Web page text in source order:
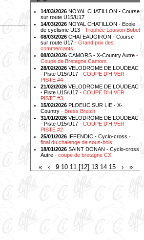
14/03/2026 NOYAL CHATILLON - Course
sur route U15/U17
14/03/2026 NOYAL CHATILLON - Ecole
de cyclisme U13 - Trophée Louison Bobet
08/03/2026 CHATEAUGIRON - Course
sur route U17 - Grand prix des
commercants
08/03/2026 CAMORS - X-Country Autre -
Coupe de Bretagne Camors
28/02/2026 VELODROME DE LOUDEAC
- Piste U15/U17 - COUPE D'HIVER
PISTE #4
21/02/2026 VELODROME DE LOUDEAC
- Piste U15/U17 - COUPE D'HIVER
PISTE #3
15/02/2026 PLOEUC SUR LIE - X-
Country - Bress Breizh
31/01/2026 VELODROME DE LOUDEAC
- Piste U15/U17 - COUPE D'HIVER
PISTE #2
25/01/2026 IFFENDIC - Cyclo-cross -
final du chalenge de sous-bois
18/01/2026 SAINT DONAN - Cyclo-cross
Autre - coupe de bretagne CX
« ‹ 9 10 11 [12] 13 14 15 › »